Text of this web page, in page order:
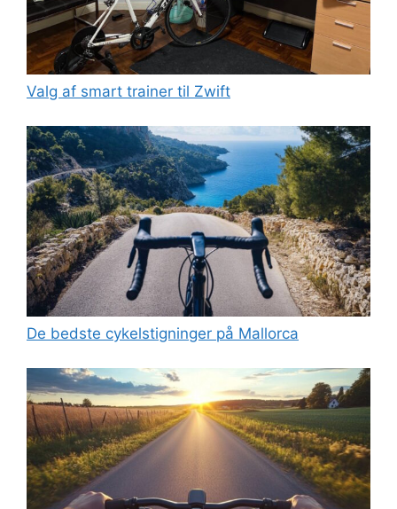
Valg af smart trainer til Zwift
De bedste cykelstigninger på Mallorca